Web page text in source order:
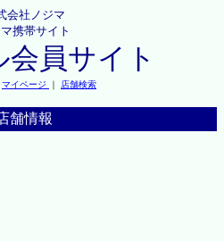
会社ノジマ
携帯サイト
員サイト
マイページ ｜ 店舗検索
舗情報